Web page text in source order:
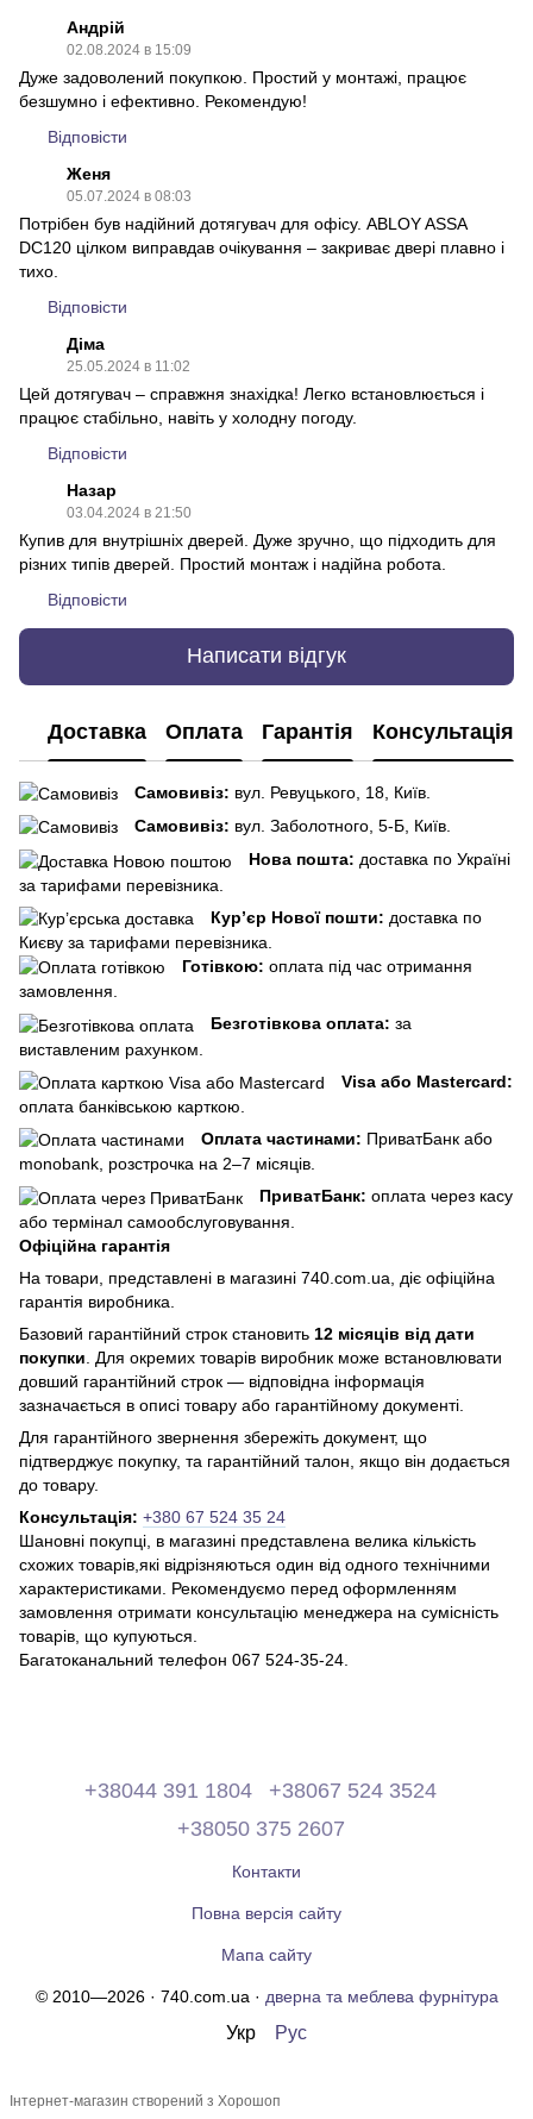
Андрій
02.08.2024 в 15:09
Дуже задоволений покупкою. Простий у монтажі, працює
безшумно і ефективно. Рекомендую!
Відповісти
Женя
05.07.2024 в 08:03
Потрібен був надійний дотягувач для офісу. ABLOY ASSA
DC120 цілком виправдав очікування – закриває двері плавно і
тихо.
Відповісти
Діма
25.05.2024 в 11:02
Цей дотягувач – справжня знахідка! Легко встановлюється і
працює стабільно, навіть у холодну погоду.
Відповісти
Назар
03.04.2024 в 21:50
Купив для внутрішніх дверей. Дуже зручно, що підходить для
різних типів дверей. Простий монтаж і надійна робота.
Відповісти
Написати відгук
Доставка Оплата Гарантія Консультація
Самовивіз: вул. Ревуцького, 18, Київ.
Самовивіз: вул. Заболотного, 5-Б, Київ.
Нова пошта: доставка по Україні
за тарифами перевізника.
Кур’єр Нової пошти: доставка по
Києву за тарифами перевізника.
Готівкою: оплата під час отримання
замовлення.
Безготівкова оплата: за
виставленим рахунком.
Visa або Mastercard:
оплата банківською карткою.
Оплата частинами: ПриватБанк або
monobank, розстрочка на 2–7 місяців.
ПриватБанк: оплата через касу
або термінал самообслуговування.
Офіційна гарантія
На товари, представлені в магазині 740.com.ua, діє офіційна
гарантія виробника.
Базовий гарантійний строк становить 12 місяців від дати
покупки . Для окремих товарів виробник може встановлювати
довший гарантійний строк — відповідна інформація
зазначається в описі товару або гарантійному документі.
Для гарантійного звернення збережіть документ, що
підтверджує покупку, та гарантійний талон, якщо він додається
до товару.
Консультація: +380 67 524 35 24
Шановні покупці, в магазині представлена ​​велика кількість
схожих товарів,які відрізняються один від одного технічними
характеристиками. Рекомендуємо перед оформленням
замовлення отримати консультацію менеджера на сумісність
товарів, що купуються.
Багатоканальний телефон 067 524-35-24.
+38044 391 1804
+38067 524 3524
+38050 375 2607
Контакти
Повна версія сайту
Мапа сайту
© 2010—2026 · 740.com.ua · дверна та меблева фурнітура
Укр Рус
Інтернет-магазин створений з Хорошоп